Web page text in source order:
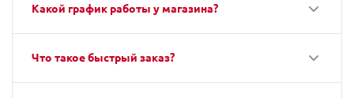
Какой график работы у магазина?
Что такое быстрый заказ?